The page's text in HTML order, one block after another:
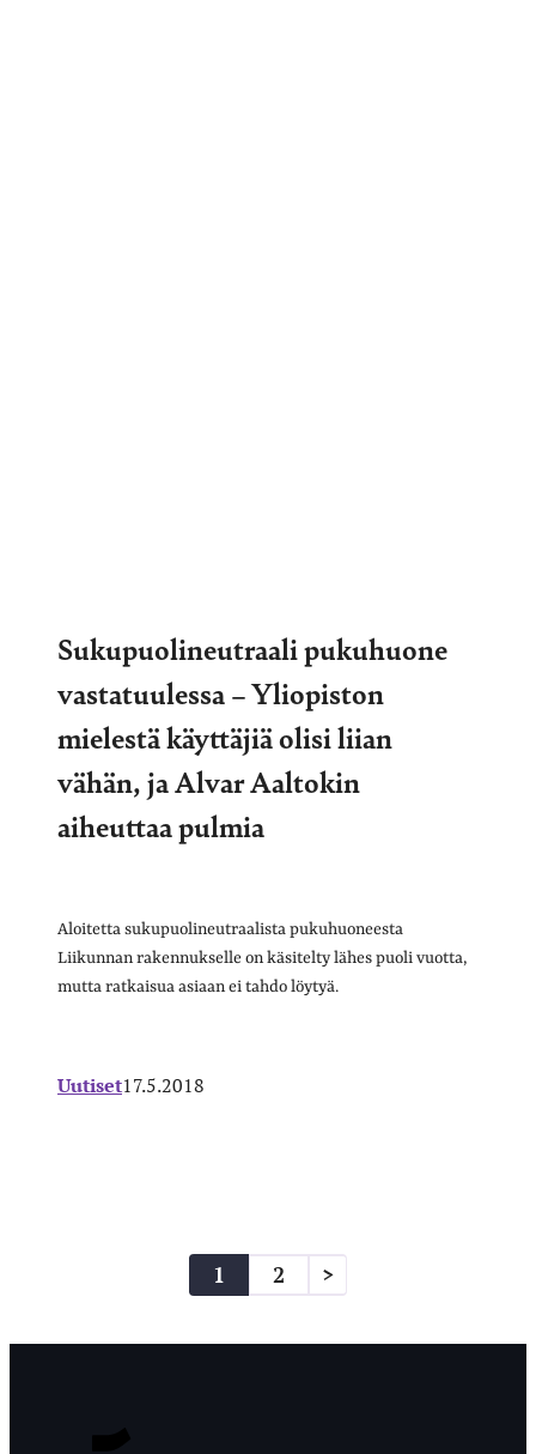
Sukupuolineutraali pukuhuone
vastatuulessa – Yliopiston
mielestä käyttäjiä olisi liian
vähän, ja Alvar Aaltokin
aiheuttaa pulmia
Aloitetta sukupuolineutraalista pukuhuoneesta
Liikunnan rakennukselle on käsitelty lähes puoli vuotta,
mutta ratkaisua asiaan ei tahdo löytyä.
Uutiset17.5.2018
Artikkelien
sivutus
1 2 >